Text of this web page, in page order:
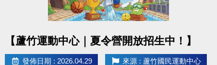
※以上方案不可共用或轉為他人授課
----------------------------
連絡資訊
-洽詢專線：03-2639066 #111、112
【蘆竹運動中心｜夏令營開放招生中！】
發佈日期 : 2026.04.29 來源 : 蘆竹國民運動中心